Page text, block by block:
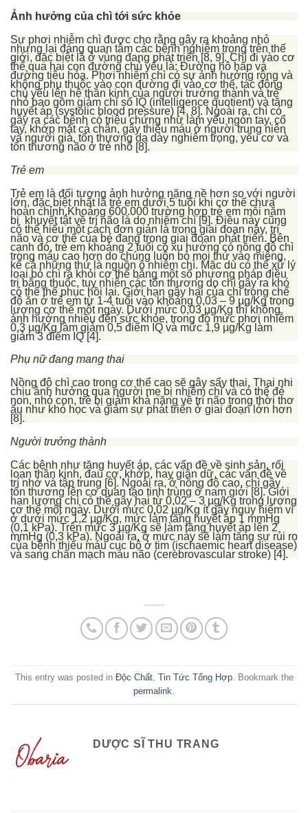
Ảnh hưởng của chì tới sức khỏe
Sự phơi nhiễm chì được cho rằng gây ra khoảng nhỏ
nhưng lại đáng quan tâm các bệnh nghiêm trọng trên thế
giới, đặc biệt là ở vùng đang phát triển [8, 9]. Chì đi vào cơ
thể qua hai con đường chủ yếu là: Đường hô hấp và
đường tiêu hóa. Phơi nhiễm chì có sự ảnh hưởng rộng và
không phụ thuộc vào con đường đi vào cơ thể, tác động
chủ yếu lên hệ thần kinh của người trưởng thành và trẻ
nhỏ bao gồm giảm chỉ số IQ (intelligence quotient) và tăng
huyết áp (systolic blood pressure) [4, 8]. Ngoài ra, chì có
gây ra các bệnh có triệu chứng như làm yếu ngón tay, cổ
tay, khớp mắt cá chân, gây thiếu máu ở người trung niên
và người già, tổn thương dạ dày nghiêm trọng, yếu cơ và
tổn thương não ở trẻ nhỏ [8].
Trẻ em
Trẻ em là đối tượng ảnh hưởng nặng nề hơn so với người
lớn, đặc biệt nhất là trẻ em dưới 5 tuổi khi cơ thế chưa
hoàn chỉnh.Khoảng 600.000 trường hợp trẻ em mỗi năm
bị khuyết tật về trí não là do nhiễm chì [9]. Điều này cũng
có thể hiểu một cách đơn giản là trong giai đoạn này, trí
não và cơ thể của bé đang trong giai đoạn phát triển. Bên
cạnh đó, trẻ em khoảng 2 tuổi có xu hướng có nồng độ chì
trong máu cao hơn do chúng luôn bỏ mọi thứ vào miệng,
kể cả những thứ là nguồn ô nhiễm chì. Mặc dù có thể xử lý
loại bỏ chì ra khỏi cơ thể bằng một số phương pháp điều
trị bằng thuốc, tuy nhiên các tổn thương do chì gây ra khó
có thể thể phục hồi lại. Giới hạn gây hại của chì trong chế
độ ăn ở trẻ em từ 1-4 tuổi vào khoảng 0,03 – 9 µg/Kg trọng
lượng cơ thể một ngày. Dưới mức 0,03 µg/Kg thì không
ảnh hưởng nhiều đến sức khỏe, trong đó mức phơi nhiễm
0,3 µg/Kg làm giảm 0,5 điểm IQ và mức 1,9 µg/Kg làm
giảm 3 điểm IQ [4].
Phụ nữ đang mang thai
Nồng độ chì cao trong cơ thể cao sẽ gây sẩy thai. Thai nhi
chịu ảnh hưởng qua người mẹ bị nhiễm chì và có thể đẻ
non, nhỏ con, trẻ bị giảm khả năng về trí não trong thời thơ
ấu như khó học và giảm sự phát triển ở giai đoạn lớn hơn
[8].
Người trưởng thành
Các bệnh như tăng huyết áp, các vấn đề về sinh sản, rối
loạn thần kinh, đau cơ, khớp, hay giận dữ, các vấn đề về
trí nhớ và tập trung [6]. Ngoài ra, ở nồng độ cao, chì gây
tổn thương lên cơ quan tạo tinh trùng ở nam giới [8]. Giới
hạn lượng chì có thể gây hại từ 0,02 – 3 µg/Kg trọng lượng
cơ thể một ngày. Dưới mức 0,02 µg/Kg ít gây nguy hiểm vì
ở dưới mức 1,2 µg/Kg, mức làm tăng huyết áp 1 mmHg
(0,1 kPa). Trên mức 3 µg/Kg sẽ làm tăng huyết áp lên 2
mmHg (0,3 kPa). Ngoài ra, ở mức này sẽ làm tăng sự rủi ro
của bệnh thiếu máu cục bộ ở tim (ischaemic heart disease)
và sang chấn mạch máu não (cerebrovascular stroke) [4].
This entry was posted in Độc Chất, Tin Tức Tổng Hợp. Bookmark the
permalink
DƯỢC SĨ THU TRANG